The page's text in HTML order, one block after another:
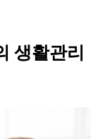
생활관리